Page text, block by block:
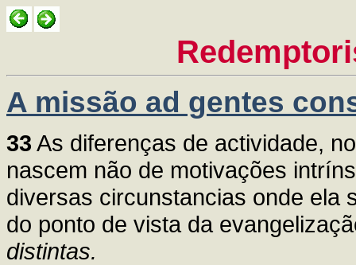
A missão ad gentes
33 As diferenças de actividade,
nascem não de motivações
diversas circunstancias onde ela
do ponto de vista da
distintas.